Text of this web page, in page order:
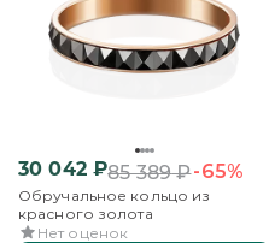
30 042₽85 389₽-65%
Обручальное кольцо из
красного золота
Нет оценок